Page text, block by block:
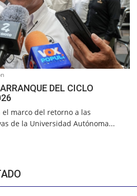
DEL CICLO
el marco del retorno a las
de la Universidad Autónoma...